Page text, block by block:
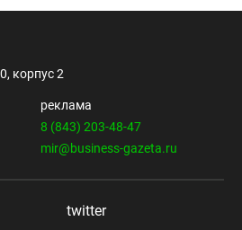
корпус 2
реклама
8 (843) 203-48-47
mir@business-gazeta.ru
twitter